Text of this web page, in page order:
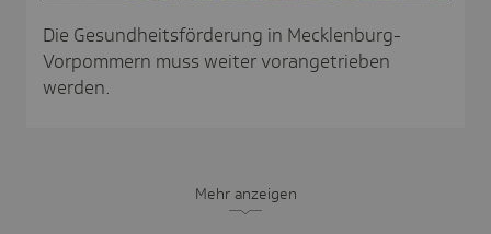
Die Gesundheitsförderung in Mecklenburg-
Vorpommern muss weiter vorangetrieben
werden.
Mehr anzeigen